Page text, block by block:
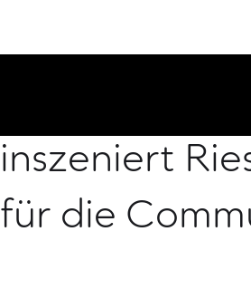
EUROBIKE
inszeniert
für die